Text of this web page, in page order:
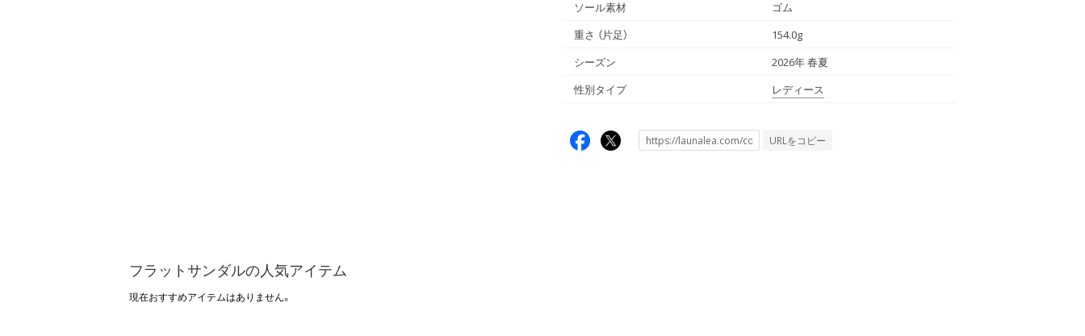
ソール素材
ゴム
重さ （片足）
154.0g
シーズン
2026年 春夏
性別タイプ
レディース
URLをコピー
フラットサンダルの人気アイテム
現在おすすめアイテムはありません。